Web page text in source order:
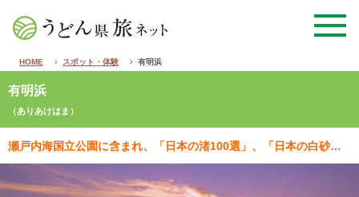
HOME スポット・体験 有明浜
有明浜
（ありあけはま）
瀬戸内海国立公園に含まれ、「日本の渚100選」、「日本の白砂青松100選」にも選ばれています。遠浅の…